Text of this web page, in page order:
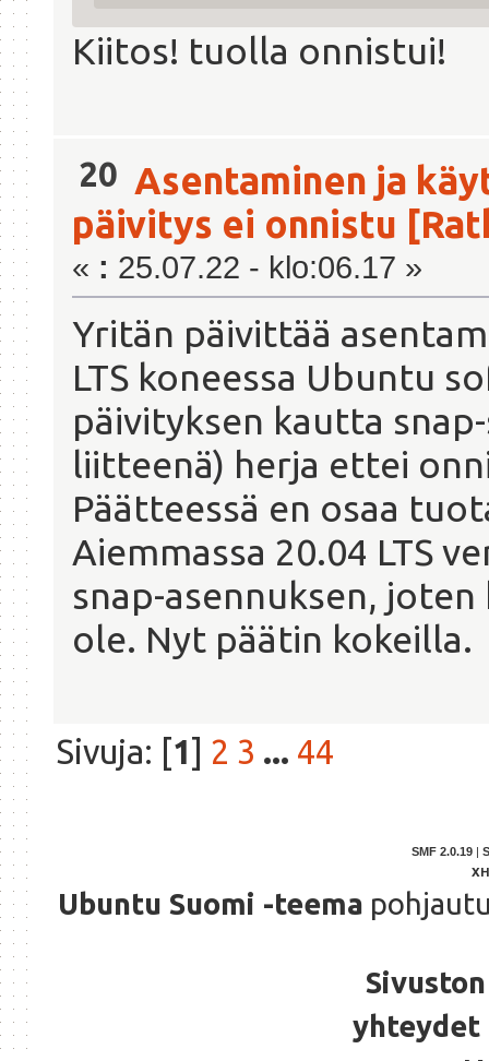
Kiitos! tuolla onnistui!
20 Asentaminen ja
päivitys ei onnistu
« : 25.07.22 - klo:06.17 »
Yritän päivittää
LTS koneessa Ubuntu
päivityksen kautta
liitteenä) herja ettei
Päätteessä en osaa
Aiemmassa 20.04 LTS
snap-asennuksen,
ole. Nyt päätin kokeilla.
Sivuja: [1] 2 3 ... 44
SMF 2.0.19
Ubuntu Suomi -teema
yhteydet